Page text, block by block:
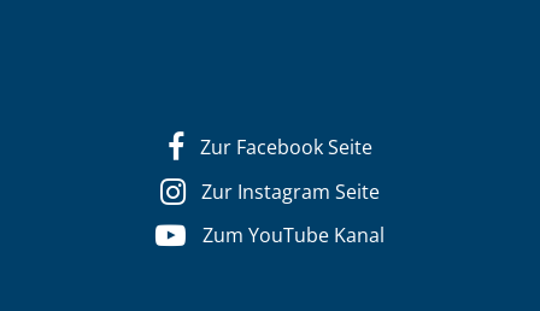
Zur Facebook Seite
Zur Instagram Seite
Zum YouTube Kanal